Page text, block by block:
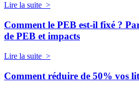
Lire la suite >
Comment le PEB est-il fixé ?
de PEB et impacts
Lire la suite >
Comment réduire de 50% vos